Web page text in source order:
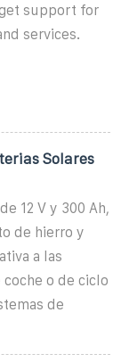
support for
services.
Solares
12 V y 300 Ah,
de hierro y
a las
coche o de ciclo
de